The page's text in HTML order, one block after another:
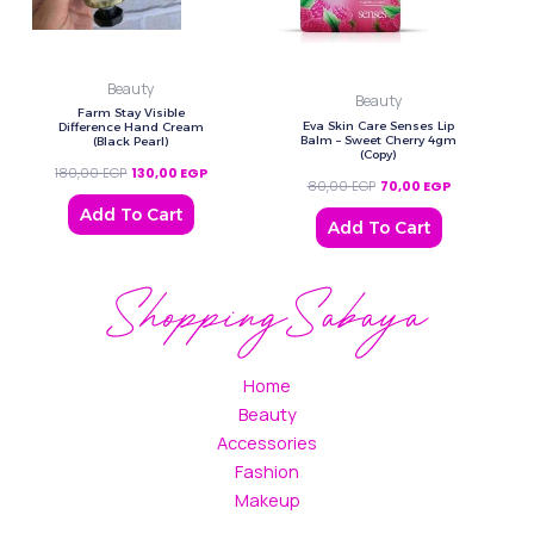
Beauty
Farm Stay Visible
Difference Hand Cream
(Black Pearl)
180,00EGP 130,00 EGP
Add To Cart
Beauty
Eva Skin Care Senses Lip
Balm – Sweet Cherry 4gm
(Copy)
80,00EGP 70,00 EGP
Add To Cart
Home
Beauty
Accessories
Fashion
Makeup